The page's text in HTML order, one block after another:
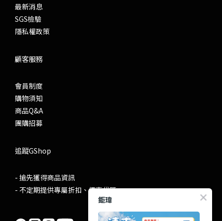
最新消息
SGS檢驗
隱私權政策
顧客服務
會員制度
購物須知
商品Q&A
團購招募
追蹤GShop
- 搶先獲得商品資訊
- 不定期提供專屬折扣、優惠代碼
鉅瑋